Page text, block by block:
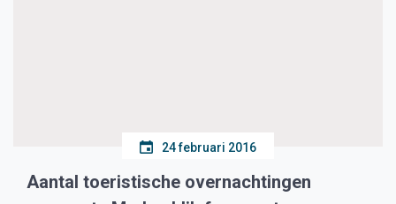
24 februari 2016
Aantal toeristische overnachtingen